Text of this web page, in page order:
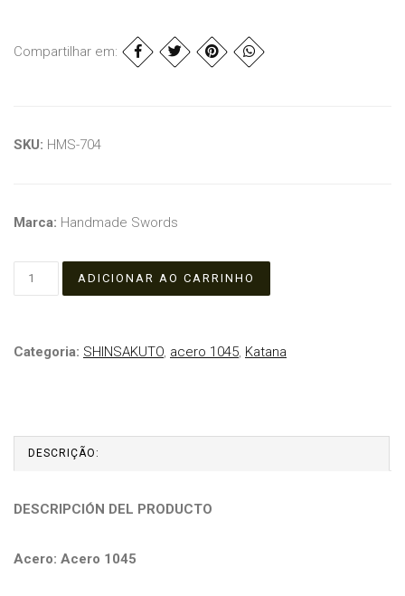
Compartilhar em:
SKU: HMS-704
Marca: Handmade Swords
Categoria: SHINSAKUTO, acero 1045, Katana
DESCRIÇÃO:
DESCRIPCIÓN DEL PRODUCTO
Acero: Acero 1045